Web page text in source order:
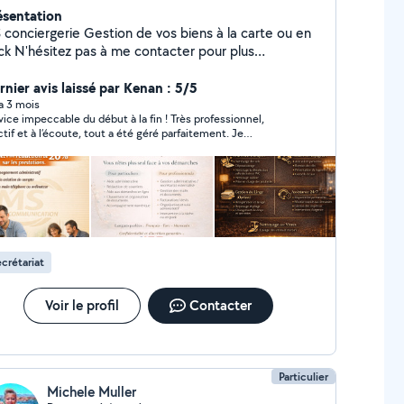
Gestion de vos biens à la carte ou en
pour plus
& numérique à domicile Vous êtes
par vos démarches administratives ou
avec internet ? Je vous accompagne
dans toutes vos démarches du quotidien :
administratifs (CAF, impôts, retraite) Aide
et internet Organisation de vos
local, humain et à l'écoute Secteur
/ Belfort Premier contact gratuit et sans
avis laissé par Kenan : 5/5
3 mois
impeccable du début à la fin ! Très professionnel,
et à l’écoute, tout a été géré parfaitement. Je
les yeux fermés.
Voir le profil Contacter
Particulier
Michele Muller